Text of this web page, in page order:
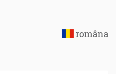
româna